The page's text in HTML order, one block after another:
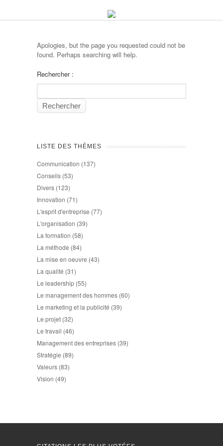
Apologies, but the page you requested could not be
found. Perhaps searching will help.
Rechercher :
LISTE DES THÈMES
Communication (137)
Conseils (53)
Divers (123)
Innovation (71)
L'esprit d'entreprise (77)
L'organisation (39)
La formation (58)
La méthode (84)
La mise en oeuvre (43)
La qualité (31)
Le leadership (55)
Le management des hommes (60)
Le marketing et la publicité (39)
Le projet (32)
Le travail (46)
Management des entreprises (39)
Stratégie (89)
Valeurs (83)
Vision (49)